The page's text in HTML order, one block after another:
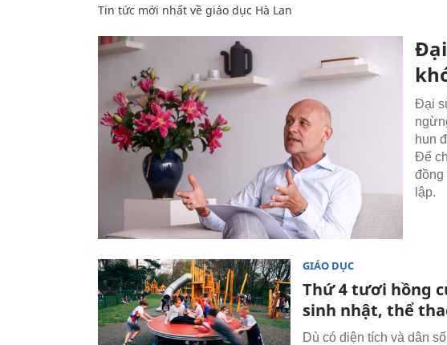
Tin tức mới nhất về giáo dục Hà Lan
Đại
hun
Để
đồng
lập.
GIÁO DỤC
Thứ 4 tươi hồng
sinh nhật, thể
Dù có diện tích và dân